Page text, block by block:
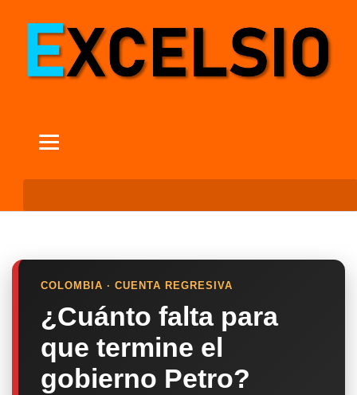
COLOMBIA · CUENTA REGRESIVA
¿Cuánto falta para
que termine el
gobierno Petro?